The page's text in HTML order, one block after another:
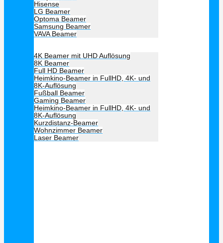
Hisense
LG Beamer
Optoma Beamer
Samsung Beamer
VAVA Beamer
4K Beamer mit UHD Auflösung
8K Beamer
Full HD Beamer
Heimkino-Beamer in FullHD, 4K- und
8K-Auflösung
Fußball Beamer
Gaming Beamer
Heimkino-Beamer in FullHD, 4K- und
8K-Auflösung
Kurzdistanz-Beamer
Wohnzimmer Beamer
Laser Beamer